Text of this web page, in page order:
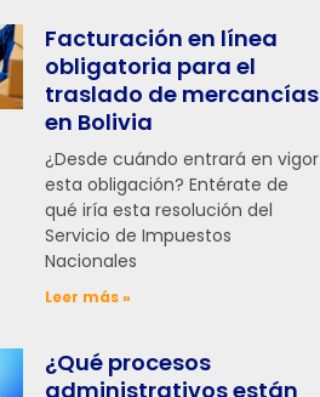
Facturación en línea
obligatoria para el
traslado de mercancías
en Bolivia
¿Desde cuándo entrará en vigor
esta obligación? Entérate de
qué iría esta resolución del
Servicio de Impuestos
Nacionales
Leer más »
¿Qué procesos
administrativos están